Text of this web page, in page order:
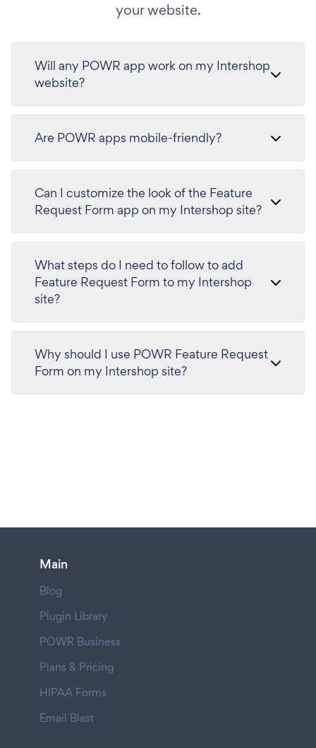
your website.
Will any POWR app work on my Intershop
website?
Are POWR apps mobile-friendly?
Can I customize the look of the Feature
Request Form app on my Intershop site?
What steps do I need to follow to add
Feature Request Form to my Intershop
site?
Why should I use POWR Feature Request
Form on my Intershop site?
Main
Blog
Plugin Library
POWR Business
Plans & Pricing
HIPAA Forms
Email Blast